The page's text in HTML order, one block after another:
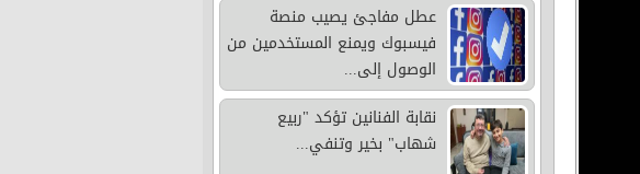
عطل مفاجئ يصيب منصة
فيسبوك ويمنع المستخدمين من
الوصول إلى...
نقابة الفنانين تؤكد "ربيع
شهاب" بخير وتنفي...